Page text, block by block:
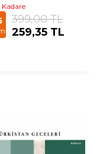
399,00 TL
259,35 TL